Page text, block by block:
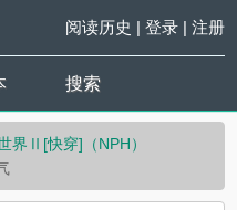
阅读历史 | 登录| 注册
搜索
界Ⅱ[快穿]（NPH）